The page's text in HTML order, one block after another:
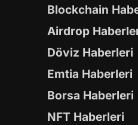
Blockchain
Airdrop
Döviz Haberleri
Emtia Haberleri
Borsa Haberleri
NFT Haberleri